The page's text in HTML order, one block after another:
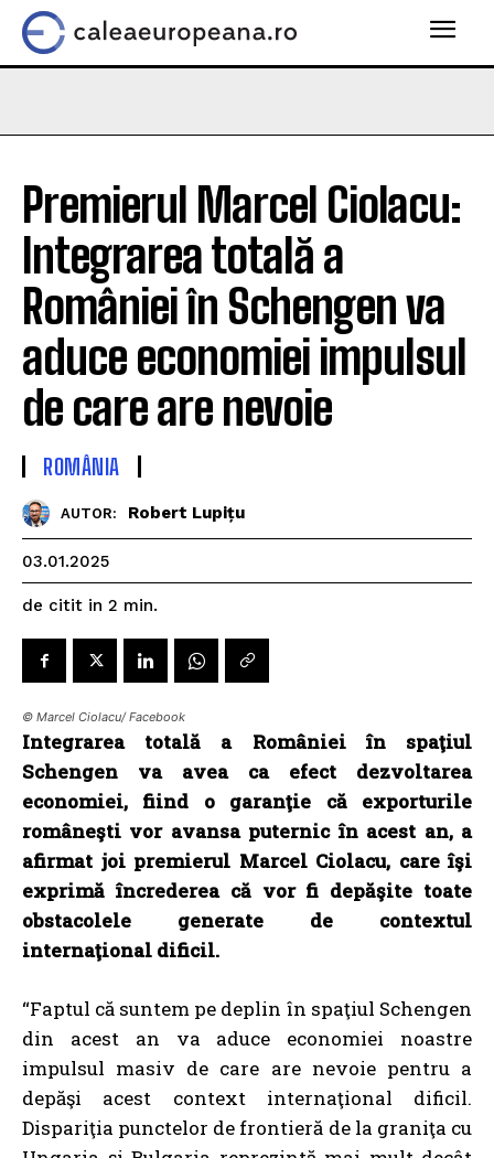
Premierul Marcel Ciolacu:
Integrarea totală a
României în Schengen va
aduce economiei impulsul
de care are nevoie
ROMÂNIA
AUTOR: Robert Lupițu
03.01.2025
de citit in 2 min.
© Marcel Ciolacu/ Facebook
Integrarea totală a României în spaţiul
Schengen va avea ca efect dezvoltarea
economiei, fiind o garanţie că exporturile
româneşti vor avansa puternic în acest an, a
afirmat joi premierul Marcel Ciolacu, care îşi
exprimă încrederea că vor fi depăşite toate
obstacolele generate de contextul
internaţional dificil.
“Faptul că suntem pe deplin în spaţiul Schengen
din acest an va aduce economiei noastre
impulsul masiv de care are nevoie pentru a
depăşi acest context internaţional dificil.
Dispariţia punctelor de frontieră de la graniţa cu